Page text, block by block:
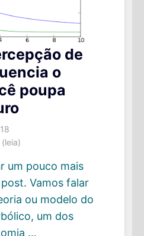
de
o
poupa
um pouco mais
Vamos falar
ou modelo do
um dos
…